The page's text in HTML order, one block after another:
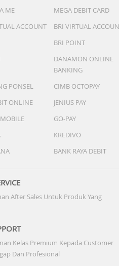
ME
MEGA DEBIT CARD
ACCOUNT
BRI VIRTUAL
BRI POINT
DANAMON ONLINE
BANKING
PONSEL
CIMB OCTOPAY
ONLINE
JENIUS PAY
GO-PAY
KREDIVO
BANK RAYA DEBIT
After Sales Untuk Produk Yang
Kelas Premium Kepada Customer
Dan Profesional